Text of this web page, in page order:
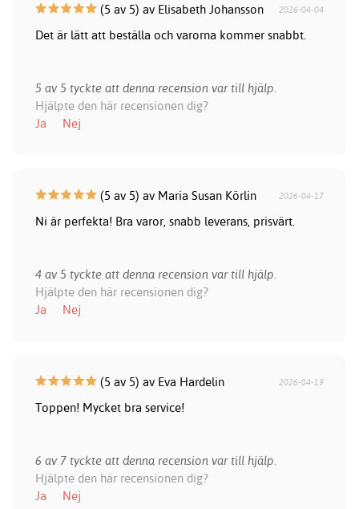
(5 av 5) av Elisabeth Johansson 2026-04-04
Det är lätt att beställa och varorna kommer snabbt.
5 av 5 tyckte att denna recension var till hjälp.
Hjälpte den här recensionen dig?
Ja
Nej
(5 av 5) av Maria Susan Körlin 2026-04-17
Ni är perfekta! Bra varor, snabb leverans, prisvärt.
4 av 5 tyckte att denna recension var till hjälp.
Hjälpte den här recensionen dig?
Ja
Nej
(5 av 5) av Eva Hardelin 2026-04-19
Toppen! Mycket bra service!
6 av 7 tyckte att denna recension var till hjälp.
Hjälpte den här recensionen dig?
Ja
Nej